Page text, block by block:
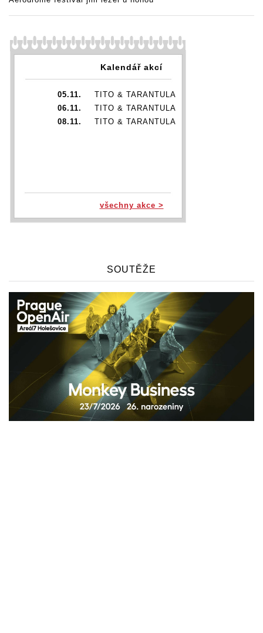
Kalendář akcí
05.11.
TITO & TARANTULA
06.11.
TITO & TARANTULA
08.11.
TITO & TARANTULA
všechny akce >
SOUTĚŽE